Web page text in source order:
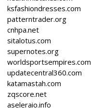
ksfashiondresses.com
patterntrader.org
cnhpa.net
sitalotus.com
supernotes.org
worldsportsempires.com
updatecentral360.com
katamastah.com
zqscore.net
aseleraio.info